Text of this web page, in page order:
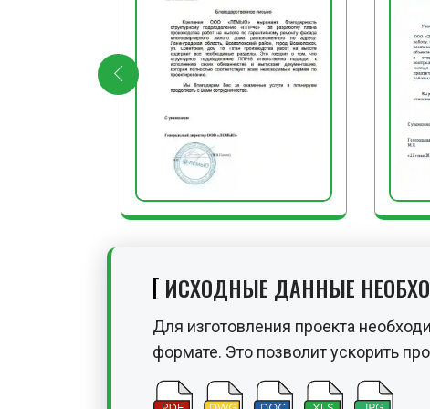
ИСХОДНЫЕ ДАННЫЕ
Для изготовления проекта
формате. Это позволит ускорить